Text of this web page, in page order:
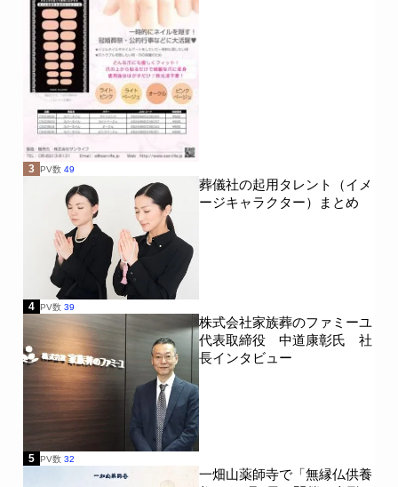
3 PV数 49
葬儀社の起用タレント（イメ
ージキャラクター）まとめ
4 PV数 39
株式会社家族葬のファミーユ
代表取締役 中道康彰氏 社
長インタビュー
5 PV数 32
一畑山薬師寺で「無縁仏供養